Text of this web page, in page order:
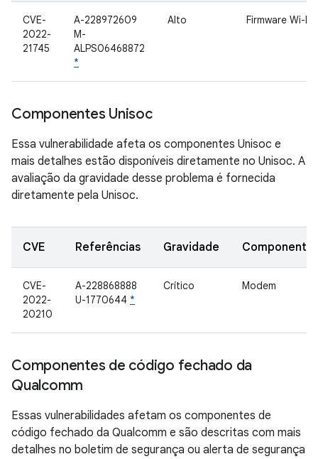
CVE-
2022-
21745
A-228972609
M-
ALPS06468872
*
Alto Firmware Wi-Fi
Componentes Unisoc
Essa vulnerabilidade afeta os componentes Unisoc e
mais detalhes estão disponíveis diretamente no Unisoc. A
avaliação da gravidade desse problema é fornecida
diretamente pela Unisoc.
CVE Referências Gravidade Componente
CVE-
2022-
20210
A-228868888
U-1770644 *
Crítico Modem
Componentes de código fechado da
Qualcomm
Essas vulnerabilidades afetam os componentes de
código fechado da Qualcomm e são descritas com mais
detalhes no boletim de segurança ou alerta de segurança